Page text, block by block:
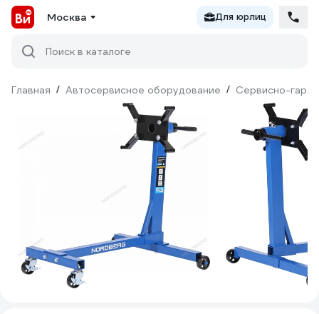
Москва Для юрлиц
Поиск в каталоге
Главная / Автосервисное оборудование / Сервисно-